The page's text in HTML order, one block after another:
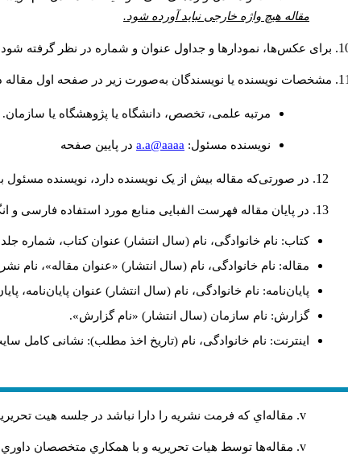
مقاله هیچ واژه خارجی نباید آورده شود.
برای عکس‌ها، نمودارها و جداول عنوان و شماره در نظر گرفته
مشخصات نویسنده یا نویسندگان به‌صورت زیر در صفحه اول
مرتبه علمی، تخصص، دانشگاه یا پژوهشگاه یا
نويسنده مسئول: a.a@aaaa در پايين صفحه
در صورتی‌که مقاله بیش از یک نویسنده دارد، نویسنده
در پایان مقاله فهرست الفبایی منابع مورد استفاده فارسی و
کتاب: نام خانوادگی، نام (سال انتشار) عنوان کتاب، شماره
مقاله: نام خانوادگی، نام (سال انتشار) «عنوان مقاله»، نام
پایان‌نامه: نام خانوادگی، نام (سال انتشار) عنوان پایان‌نامه،
گزارش: نام سازمان (سال انتشار) «نام گزارش».
اینترنت: نام خانوادگی، نام (تاریخ اخذ مطلب): نشانی کامل
مقاله‌اي كه فرمت نشريه را دارا نباشد در جلسه هيت
مقاله‌ها توسط هیات تحريريه و با همکاري متخصصان